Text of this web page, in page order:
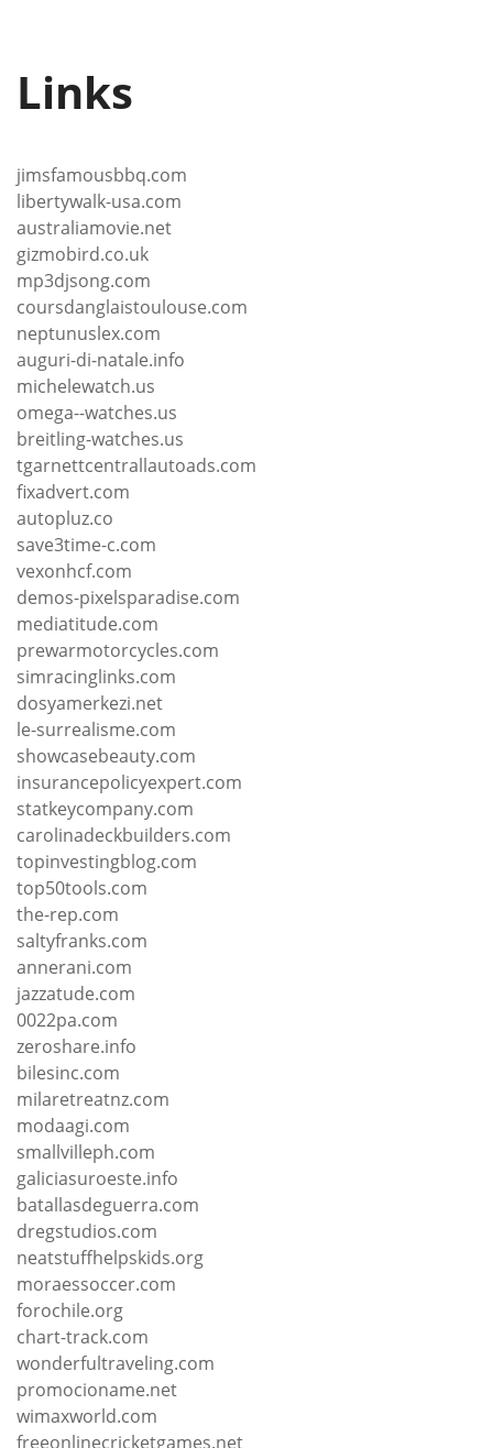
Links
jimsfamousbbq.com
libertywalk-usa.com
australiamovie.net
gizmobird.co.uk
mp3djsong.com
coursdanglaistoulouse.com
neptunuslex.com
auguri-di-natale.info
michelewatch.us
omega--watches.us
breitling-watches.us
tgarnettcentrallautoads.com
fixadvert.com
autopluz.co
save3time-c.com
vexonhcf.com
demos-pixelsparadise.com
mediatitude.com
prewarmotorcycles.com
simracinglinks.com
dosyamerkezi.net
le-surrealisme.com
showcasebeauty.com
insurancepolicyexpert.com
statkeycompany.com
carolinadeckbuilders.com
topinvestingblog.com
top50tools.com
the-rep.com
saltyfranks.com
annerani.com
jazzatude.com
0022pa.com
zeroshare.info
bilesinc.com
milaretreatnz.com
modaagi.com
smallvilleph.com
galiciasuroeste.info
batallasdeguerra.com
dregstudios.com
neatstuffhelpskids.org
moraessoccer.com
forochile.org
chart-track.com
wonderfultraveling.com
promocioname.net
wimaxworld.com
freeonlinecricketgames.net